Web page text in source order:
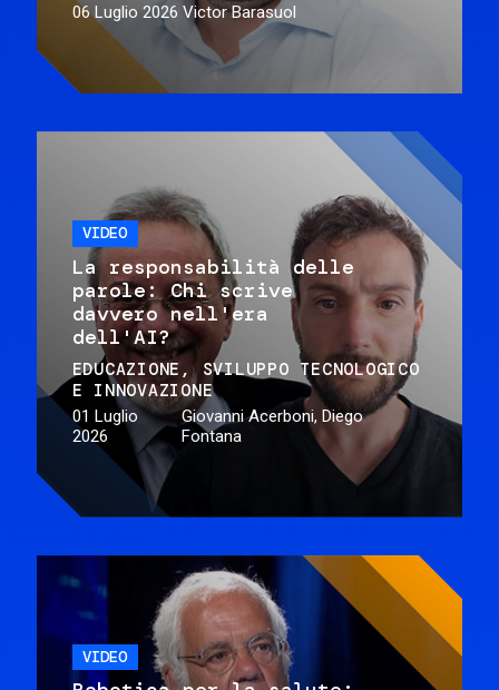
06 Luglio 2026 Victor Barasuol
VIDEO
La responsabilità delle
parole: Chi scrive
davvero nell'era
dell'AI?
EDUCAZIONE
SVILUPPO TECNOLOGICO
E INNOVAZIONE
01 Luglio
2026
Giovanni Acerboni, Diego
Fontana
VIDEO